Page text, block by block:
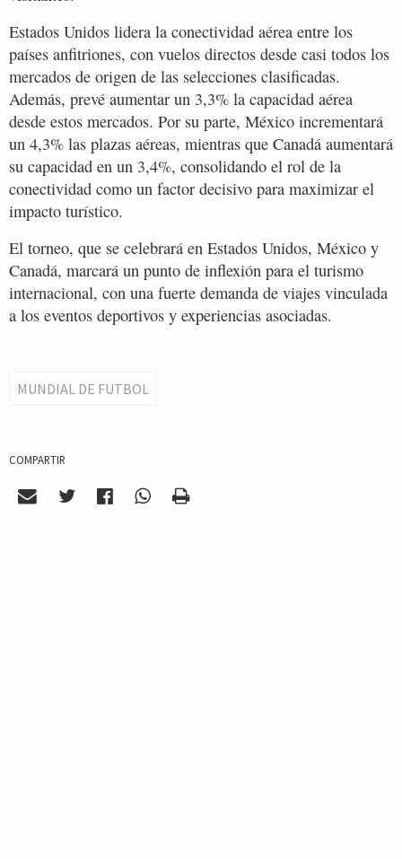
Estados Unidos lidera la conectividad aérea entre los
países anfitriones, con vuelos directos desde casi todos los
mercados de origen de las selecciones clasificadas.
Además, prevé aumentar un 3,3% la capacidad aérea
desde estos mercados. Por su parte, México incrementará
un 4,3% las plazas aéreas, mientras que Canadá aumentará
su capacidad en un 3,4%, consolidando el rol de la
conectividad como un factor decisivo para maximizar el
impacto turístico.
El torneo, que se celebrará en Estados Unidos, México y
Canadá, marcará un punto de inflexión para el turismo
internacional, con una fuerte demanda de viajes vinculada
a los eventos deportivos y experiencias asociadas.
MUNDIAL DE FUTBOL
COMPARTIR